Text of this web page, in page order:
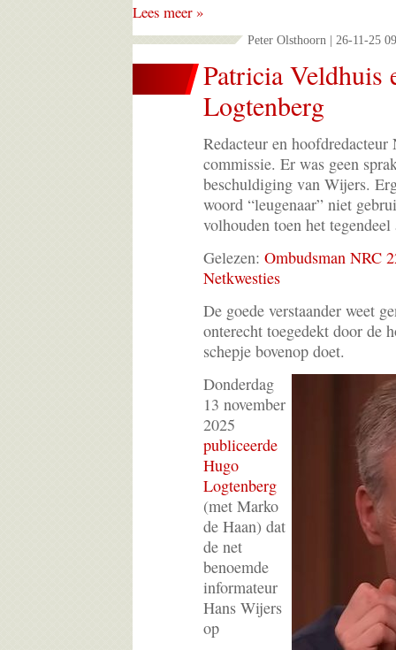
Lees meer »
Peter Olsthoorn | 26-11-25
Patricia Veldhuis
Logtenberg
Redacteur en
commissie. Er was geen
beschuldiging van Wijers.
woord “leugenaar” niet
volhouden toen het
Gelezen: Ombudsman NRC
Netkwesties
De goede verstaander weet
onterecht toegedekt door de
schepje bovenop doet.
Donderdag
13 november
2025
publiceerde
Hugo
Logtenberg
(met Marko
de Haan) dat
de net
benoemde
informateur
Hans Wijers
op